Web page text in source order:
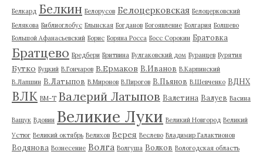
Белкард Белкин Белорусов Белоцерковская Белоцерковский
Белякова Библиоглобус Блынская Богданов Богоявление Болгария Болшево
Большой Афанасьевский Борис Боряна Росса Босс Сорокин Братовка
Братцево Бредбери Бритвина Булгаковский дом Буранцев Бурятия
Бутко Буцкий В.Гончаров В.Ермаков В.Иванов В.Карпинский
В.Лапшин В.Латыпов В.Миронов В.Пирогов В.Пьянов В.Шевченко ВДНХ
ВЛК ВМ-Т Валерий Латыпов Валетина Валуев Васина
Ващук Вдовин Великие Луки Великий Новгород Великий
Устюг Великий октябрь Велихов Верея Веслево Владимир Галактионов
Водянова Вознесение Волга Волгуша Волков Вологодская область